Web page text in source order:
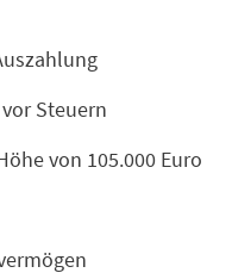
Steuern
von 105.000 Euro